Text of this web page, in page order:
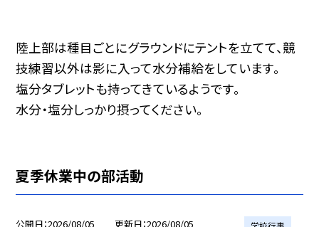
陸上部は種目ごとにグラウンドにテントを立てて、競
技練習以外は影に入って水分補給をしています。
塩分タブレットも持ってきているようです。
水分・塩分しっかり摂ってください。
夏季休業中の部活動
公開日 2026/08/05 更新日 2026/08/05